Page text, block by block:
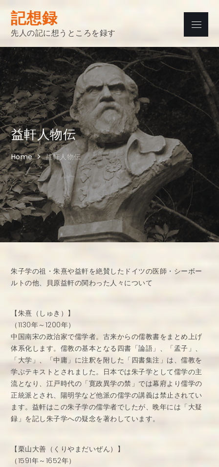
content
記想録
先人の記に想うところを録す
Menu
益軒人物伝
Home 益軒人物伝
朱子学の祖・朱熹や益軒を絶賛したドイツの医師・シーボー
ルトの他、貝原益軒の関わった人々について
【朱熹（しゅき）】
（1130年～1200年）
中国南宋の政治家で儒学者。古来からの儒教書をまとめ上げ
体系化します。儒教の基本となる四書「論語」、「孟子」、
「大学」、「中庸」に注釈を附した「四書集注」は、儒教を
学ぶテキストとされました。日本では朱子学として儒学の主
流となり、江戸時代の「寛政異学の禁」では幕府より儒学の
正統派とされ、陽明学など他派の儒学の講義は禁止されてい
ます。益軒はこの朱子学の儒学者でしたが、晩年には「大疑
録」を記し朱子学への疑念を著わしています。
【栗山大善（くりやまだいぜん）】
（1591年～1652年）